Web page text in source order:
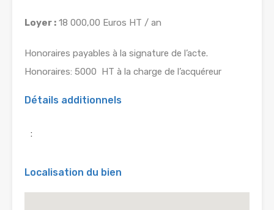
Loyer : 18 000,00 Euros HT / an
Honoraires payables à la signature de l’acte.
Honoraires: 5000  HT à la charge de l’acquéreur
Détails additionnels
:
Localisation du bien